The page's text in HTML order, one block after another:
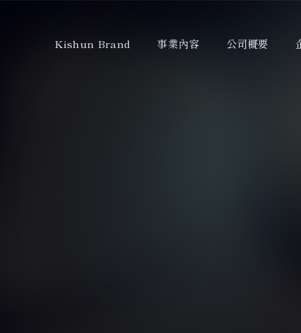
Kishun Brand 事業內容 公司概要